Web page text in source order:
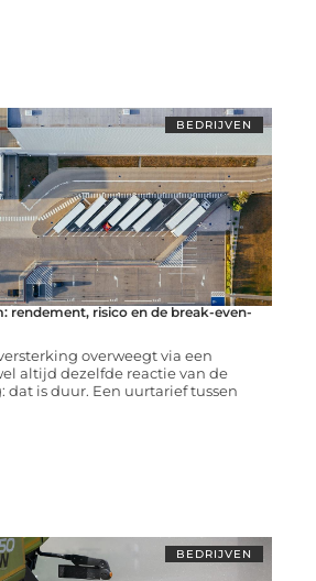
BEDRIJVEN
rendement, risico en de break-even-
overweegt via een
altijd dezelfde reactie van de
dat is duur. Een uurtarief tussen
BEDRIJVEN